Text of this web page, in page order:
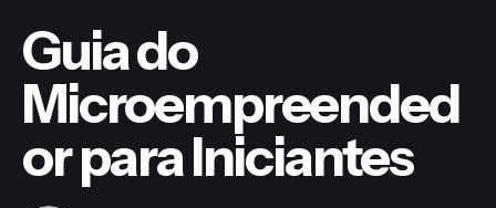
Guia do
Microempreended
or para Iniciantes